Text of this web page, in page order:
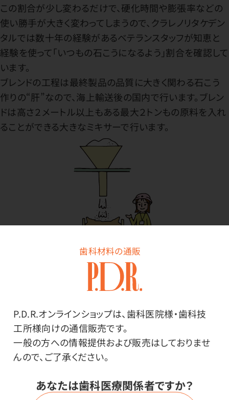
歯科材料の通販
P.D.R.オンラインショップは、歯科医院様・歯科技
工所様向けの通信販売です。
一般の方への情報提供および販売はしておりませ
んので、ご了承ください。
あなたは歯科医療関係者ですか？
この割合が少し変わるだけで、硬化時間や膨張率などの
使い勝手が大きく変わってしまうので、クラレノリタケデン
タルでは数十年の経験があるベテランスタッフが知恵と
経験を使って「いつもの石こうになるよう」割合を確認して
います。
ブレンドの工程は最終製品の品質に大きく関わる石こう
作りの“肝”なので、海上輸送後の国内で行います。ブレン
ドは高さ２メートル以上もある最大２トンもの原料を入れ
ることができる大きなミキサーで行います。
４．検品
一定量作る度に、決まった数量を検品します。工場の方が
撹拌機を使用して実際に練和をして、硬化時間、流動性、
膨張率等を確認します。